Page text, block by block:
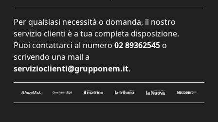
Per qualsiasi necessità o domanda, il nostro
servizio clienti è a tua completa disposizione.
Puoi contattarci al numero 02 89362545 o
scrivendo una mail a
servizioclienti@grupponem.it.